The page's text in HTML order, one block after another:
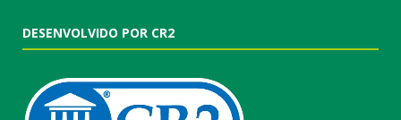
DESENVOLVIDO POR CR2